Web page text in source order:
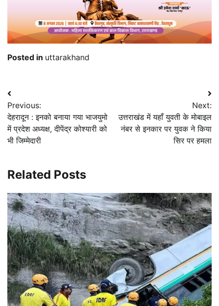
Posted in uttarakhand
Post
navigation
Previous:
देहरादून : इनको बनाया गया भाजयुमो
में प्रदेश अध्यक्ष, दीपेंद्र कोश्यारी को
भी जिम्मेदारी
Next:
उत्तराखंड में यहाँ युवती के मोबाइल
नंबर से इनकार पर युवक ने किया
सिर पर हमला
Related Posts